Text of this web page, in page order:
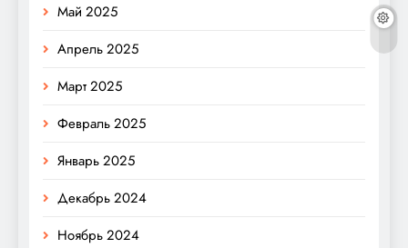
Май 2025
Апрель 2025
Март 2025
Февраль 2025
Январь 2025
Декабрь 2024
Ноябрь 2024